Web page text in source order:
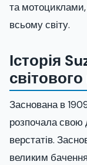
та мотоциклами,
всьому світу.
Історія
світового
Заснована в
розпочала свою
верстатів.
великим